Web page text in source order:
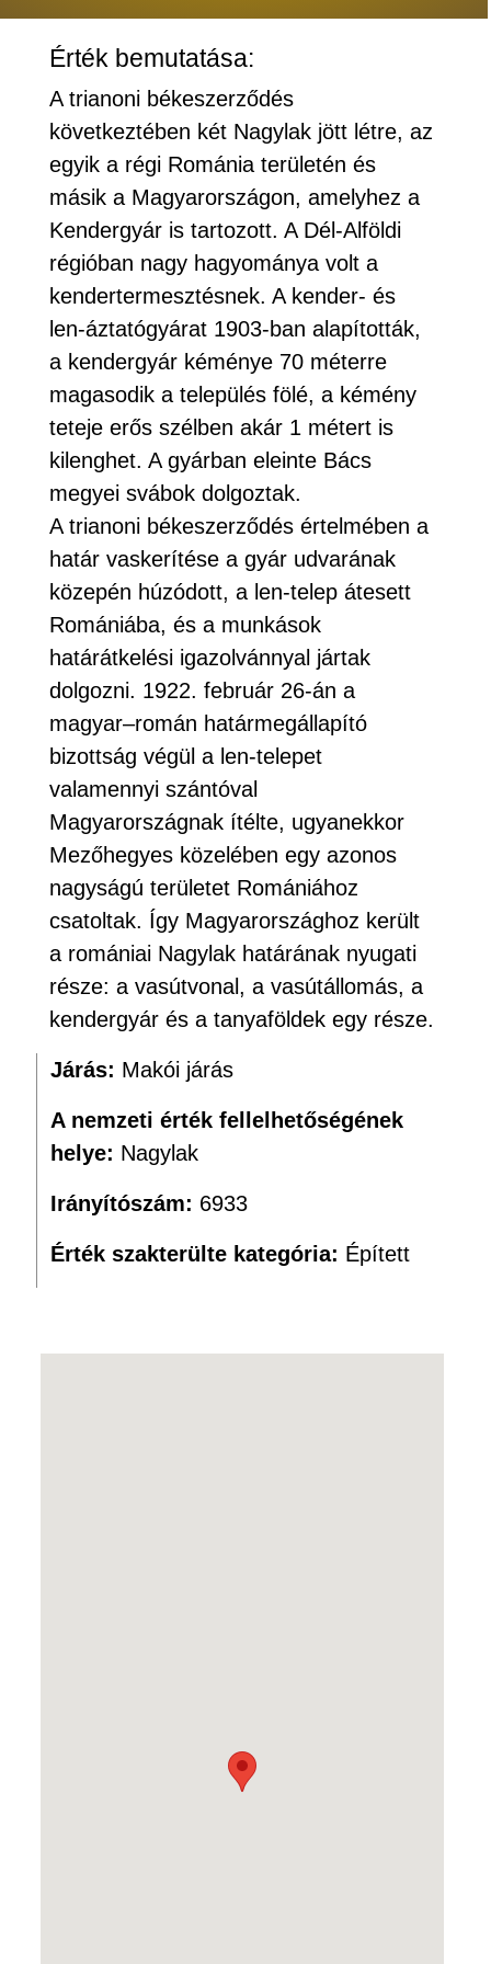
Érték bemutatása:
A trianoni békeszerződés
következtében két Nagylak jött létre, az
egyik a régi Románia területén és
másik a Magyarországon, amelyhez a
Kendergyár is tartozott. A Dél-Alföldi
régióban nagy hagyománya volt a
kendertermesztésnek. A kender- és
len-áztatógyárat 1903-ban alapították,
a kendergyár kéménye 70 méterre
magasodik a település fölé, a kémény
teteje erős szélben akár 1 métert is
kilenghet. A gyárban eleinte Bács
megyei svábok dolgoztak.
A trianoni békeszerződés értelmében a
határ vaskerítése a gyár udvarának
közepén húzódott, a len-telep átesett
Romániába, és a munkások
határátkelési igazolvánnyal jártak
dolgozni. 1922. február 26-án a
magyar–román határmegállapító
bizottság végül a len-telepet
valamennyi szántóval
Magyarországnak ítélte, ugyanekkor
Mezőhegyes közelében egy azonos
nagyságú területet Romániához
csatoltak. Így Magyarországhoz került
a romániai Nagylak határának nyugati
része: a vasútvonal, a vasútállomás, a
kendergyár és a tanyaföldek egy része.
Járás: Makói járás
A nemzeti érték fellelhetőségének
helye: Nagylak
Irányítószám: 6933
Érték szakterülte kategória: Épített